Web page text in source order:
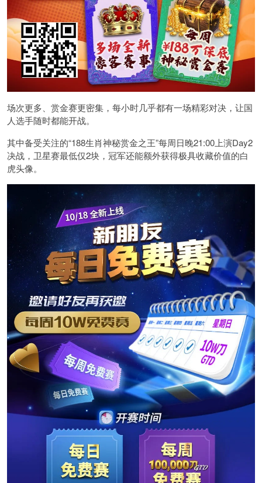
场次更多、赏金赛更密集，每小时几乎都有一场精彩对决，让国
人选手随时都能开战。
其中备受关注的“188生肖神秘赏金之王”每周日晚21:00上演Day2
决战，卫星赛最低仅2块，冠军还能额外获得极具收藏价值的白
虎头像。